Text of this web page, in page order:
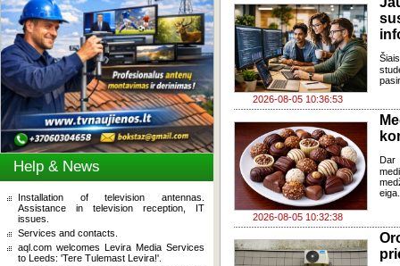
Help & News
Installation of television antennas.
Assistance in television reception, IT
issues.
Services and contacts.
aql.com welcomes Levira Media Services
to Leeds: 'Tere Tulemast Levira!'.
2026-08-05 10:36:53
2026-08-05 10:32:38
Dar